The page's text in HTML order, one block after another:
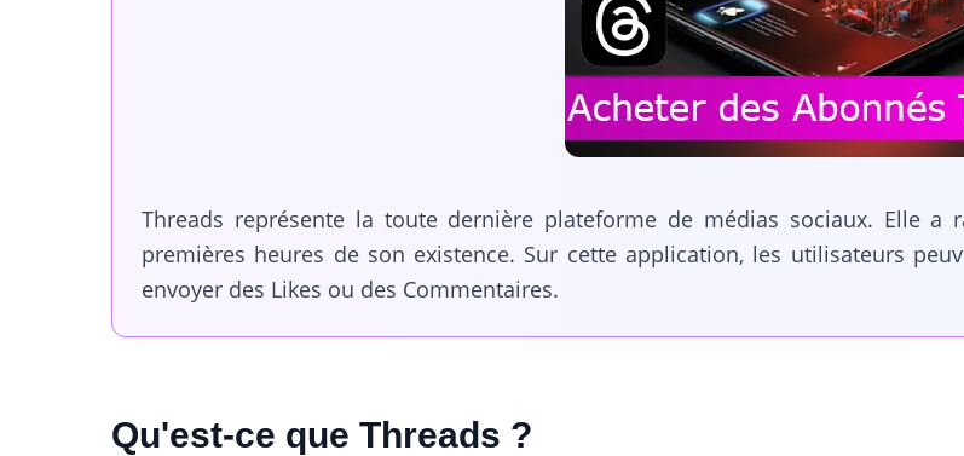
Threads représente la toute dernière plateforme de médias sociaux. Elle
premières heures de son existence. Sur cette application, les utilisateurs
envoyer des Likes ou des Commentaires.
Qu'est-ce que Threads ?